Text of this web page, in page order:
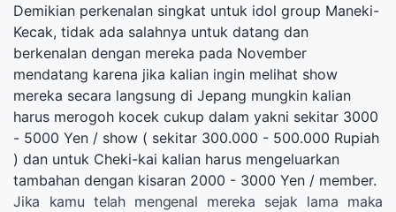
Demikian perkenalan singkat untuk idol group Maneki-
Kecak, tidak ada salahnya untuk datang dan
berkenalan dengan mereka pada November
mendatang karena jika kalian ingin melihat show
mereka secara langsung di Jepang mungkin kalian
harus merogoh kocek cukup dalam yakni sekitar 3000
- 5000 Yen / show ( sekitar 300.000 - 500.000 Rupiah
) dan untuk Cheki-kai kalian harus mengeluarkan
tambahan dengan kisaran 2000 - 3000 Yen / member.
Jika kamu telah mengenal mereka sejak lama maka